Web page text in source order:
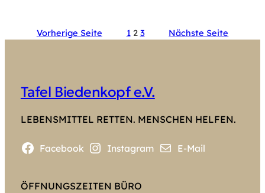
Vorherige Seite 1 2 3 Nächste Seite
Tafel Biedenkopf e.V.
LEBENSMITTEL RETTEN. MENSCHEN HELFEN.
Facebook Instagram E-Mail
ÖFFNUNGSZEITEN BÜRO